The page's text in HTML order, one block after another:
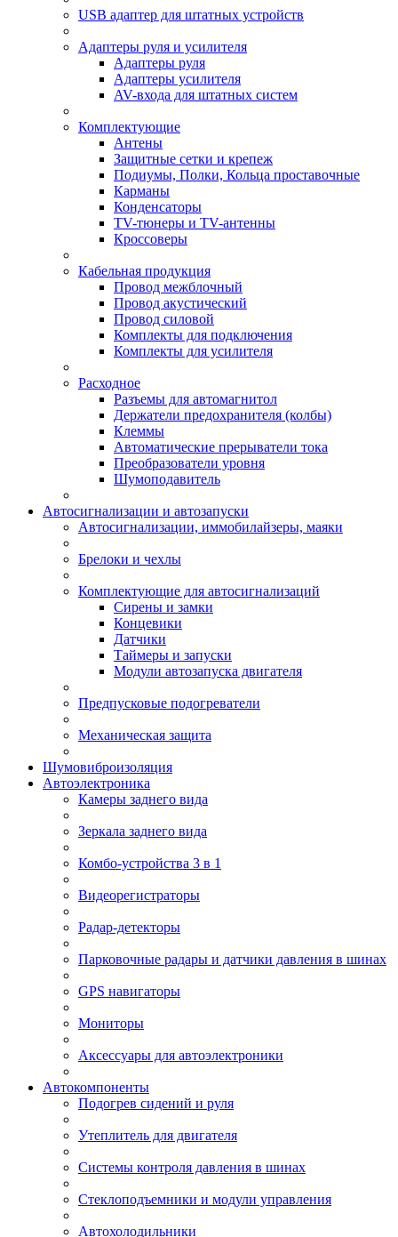
USB адаптер для штатных устройств
Адаптеры руля и усилителя
Адаптеры руля
Адаптеры усилителя
AV-входа для штатных систем
Комплектующие
Антены
Защитные сетки и крепеж
Подиумы, Полки, Кольца проставочные
Карманы
Конденсаторы
TV-тюнеры и TV-антенны
Кроссоверы
Кабельная продукция
Провод межблочный
Провод акустический
Провод силовой
Комплекты для подключения
Комплекты для усилителя
Расходное
Разъемы для автомагнитол
Держатели предохранителя (колбы)
Клеммы
Автоматические прерыватели тока
Преобразователи уровня
Шумоподавитель
Автосигнализации и автозапуски
Автосигнализации, иммобилайзеры, маяки
Брелоки и чехлы
Комплектующие для автосигнализаций
Сирены и замки
Концевики
Датчики
Таймеры и запуски
Модули автозапуска двигателя
Предпусковые подогреватели
Механическая защита
Шумовиброизоляция
Автоэлектроника
Камеры заднего вида
Зеркала заднего вида
Комбо-устройства 3 в 1
Видеорегистраторы
Радар-детекторы
Парковочные радары и датчики давления в шинах
GPS навигаторы
Мониторы
Аксессуары для автоэлектроники
Автокомпоненты
Подогрев сидений и руля
Утеплитель для двигателя
Системы контроля давления в шинах
Стеклоподъемники и модули управления
Автохолодильники